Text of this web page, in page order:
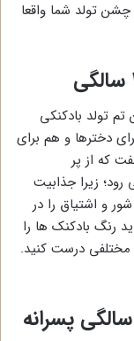
تولد شما واقعا
تم تولد بادکنکی
دخترها و هم برای
که از پر
زیرا جذابیت
و اشتیاق را در
رنگ بادکنک ها را
مختلفی درست کنید.